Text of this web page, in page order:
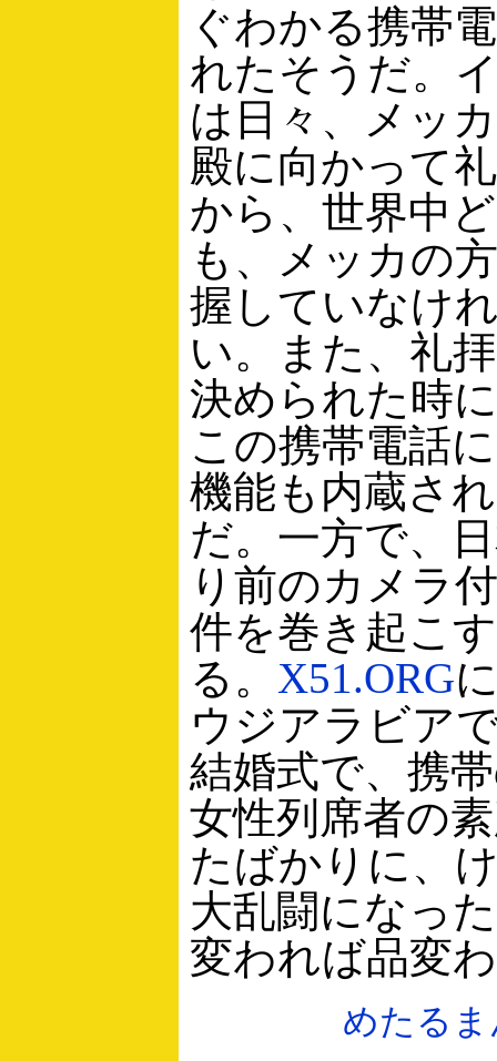
ぐわかる携帯
れたそうだ。
は日々、メッ
殿に向かって
から、世界中
も、メッカの
握していなけ
い。また、礼
決められた時
この携帯電話
機能も内蔵さ
だ。一方で、
り前のカメラ
件を巻き起こ
る。 X51.ORG
ウジアラビア
結婚式で、携
女性列席者の
たばかりに、
大乱闘になっ
変われば品変
めたる